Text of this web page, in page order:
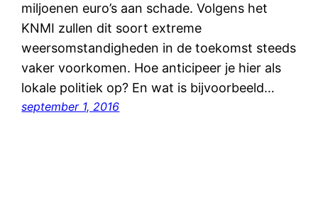
miljoenen euro’s aan schade. Volgens het
KNMI zullen dit soort extreme
weersomstandigheden in de toekomst steeds
vaker voorkomen. Hoe anticipeer je hier als
lokale politiek op? En wat is bijvoorbeeld…
september 1, 2016